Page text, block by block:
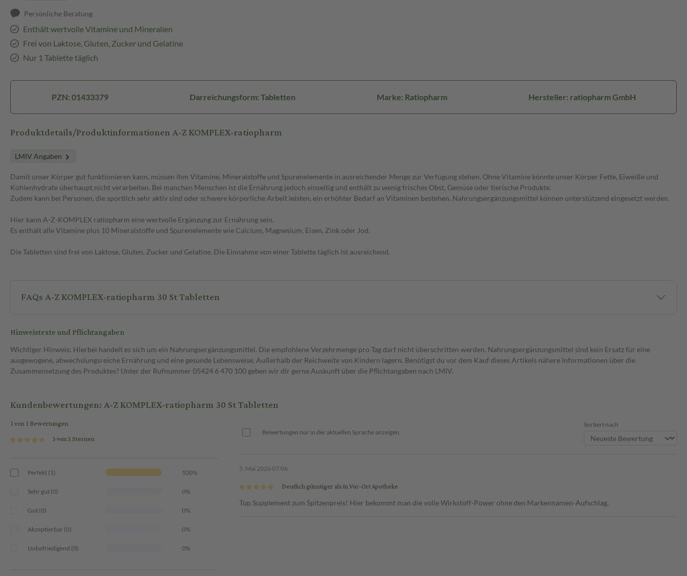
Persönliche Beratung
Enthält wertvolle Vitamine und Mineralien
Frei von Laktose, Gluten, Zucker und Gelatine
Nur 1 Tablette täglich
PZN: 01433379 Darreichungsform: Tabletten Marke: Ratiopharm Hersteller: ratiopharm GmbH
Produktdetails/Produktinformationen A-Z KOMPLEX-ratiopharm
LMIV Angaben
Damit unser Körper gut funktionieren kann, müssen ihm Vitamine, Mineralstoffe und Spurenelemente in ausreichender Menge zur Verfügung stehen. Ohne Vitamine könnte unser Körper Fette, Eiweiße und
Kohlenhydrate überhaupt nicht verarbeiten. Bei manchen Menschen ist die Ernährung jedoch einseitig und enthält zu wenig frisches Obst, Gemüse oder tierische Produkte.
Zudem kann bei Personen, die sportlich sehr aktiv sind oder schwere körperliche Arbeit leisten, ein erhöhter Bedarf an Vitaminen bestehen. Nahrungsergänzungsmittel können unterstützend eingesetzt werden.
Hier kann A-Z-KOMPLEX ratiopharm eine wertvolle Ergänzung zur Ernährung sein.
Es enthält alle Vitamine plus 10 Mineralstoffe und Spurenelemente wie Calcium, Magnesium, Eisen, Zink oder Jod.
Die Tabletten sind frei von Laktose, Gluten, Zucker und Gelatine. Die Einnahme von einer Tablette täglich ist ausreichend.
FAQs A-Z KOMPLEX-ratiopharm 30 St Tabletten
Hinweistexte und Pflichtangaben
Wichtiger Hinweis: Hierbei handelt es sich um ein Nahrungsergänzungsmittel. Die empfohlene Verzehrmenge pro Tag darf nicht überschritten werden. Nahrungsergänzungsmittel sind kein Ersatz für eine
ausgewogene, abwechslungsreiche Ernährung und eine gesunde Lebensweise. Außerhalb der Reichweite von Kindern lagern. Benötigst du vor dem Kauf dieses Artikels nähere Informationen über die
Zusammensetzung des Produktes? Unter der Rufnummer 05424 6 470 100 geben wir dir gerne Auskunft über die Pflichtangaben nach LMIV.
Kundenbewertungen: A-Z KOMPLEX-ratiopharm 30 St Tabletten
1 von 1 Bewertungen
5 von 5 Sternen
Perfekt (1) 100%
Sehr gut (0) 0%
Gut (0) 0%
Akzeptierbar (0) 0%
Unbefriedigend (0) 0%
Bewertungen nur in der aktuellen Sprache anzeigen.
Sortiert nach
5. Mai 2026 07:06
Deutlich günstiger als in Vor-Ort Apotheke
Top Supplement zum Spitzenpreis! Hier bekommt man die volle Wirkstoff-Power ohne den Markennamen-Aufschlag.